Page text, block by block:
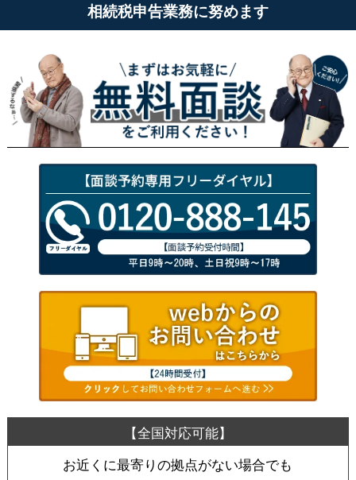
相続税申告業務に努めます
お近くに最寄りの拠点がない場合でも